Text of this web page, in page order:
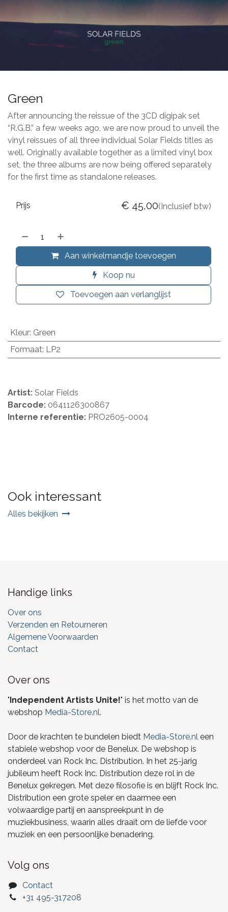
Green
After announcing the reissue of the 3CD digipak set
“R.G.B.” a few weeks ago, we are now proud to unveil the
vinyl reissues of all three individual Solar Fields titles as
well. Originally available together as a limited vinyl box
set, the three albums are now being offered separately
for the first time as standalone releases.
Aan winkelmandje toevoegen
Koop nu
Toevoegen aan verlanglijst
Prijs € 45,00(Inclusief btw)
Kleur: Green
Formaat: LP2
Artist: Solar Fields
Barcode: 0641126300867
Interne referentie: PRO2605-0004
Ook interessant
Alles bekijken
Handige links
Over ons
Verzenden en Retourneren
Algemene Voorwaarden
Contact
Over ons
"Independent Artists Unite!" is het motto van de
webshop Media-Store.nl.
Door de krachten te bundelen biedt Media-Store.nl een
stabiele webshop voor de Benelux. De webshop is
onderdeel van Rock Inc. Distribution. In het 25-jarig
jubileum heeft Rock Inc. Distribution deze rol in de
Benelux gekregen. Met deze filosofie is en blijft Rock Inc.
Distribution een grote speler en daarmee een
volwaardige partij en aanspreekpunt in de
muziekbusiness, waarin alles draait om de liefde voor
muziek en een persoonlijke benadering.
Volg ons
Contact
+31 495-317208